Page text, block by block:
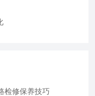
检修保养技巧